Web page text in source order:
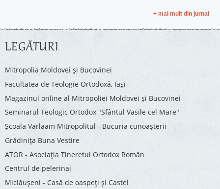
+ mai mult din jurnal
LEGĂTURI
Mitropolia Moldovei și Bucovinei
Facultatea de Teologie Ortodoxă, Iaşi
Magazinul online al Mitropoliei Moldovei și Bucovinei
Seminarul Teologic Ortodox "Sfântul Vasile cel Mare"
Şcoala Varlaam Mitropolitul - Bucuria cunoaşterii
Grădinița Buna Vestire
ATOR - Asociaţia Tineretul Ortodox Român
Centrul de pelerinaj
Miclăușeni - Casă de oaspeţi şi Castel